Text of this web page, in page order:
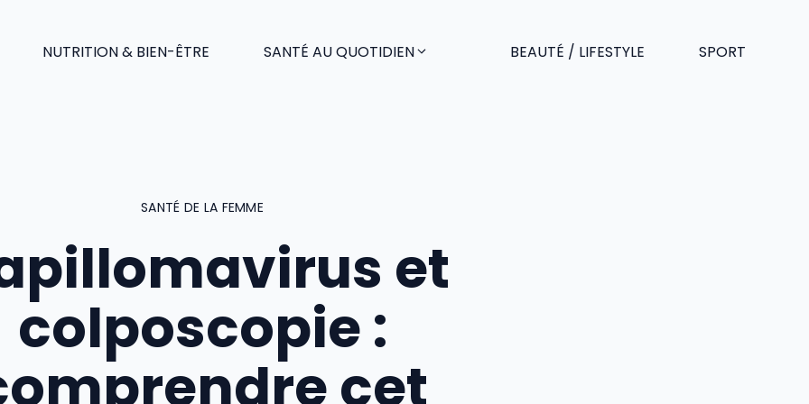
NUTRITION & BIEN-ÊTRE SANTÉ AU QUOTIDIEN BEAUTÉ / LIFESTYLE SPORT
SANTÉ DE LA FEMME
et
colposcopie :
cet